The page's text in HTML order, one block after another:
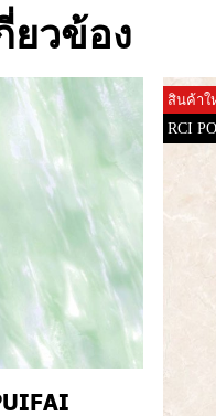
ยวข้อง
สินค้าใ
RCI